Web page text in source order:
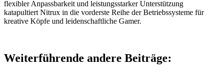
flexibler Anpassbarkeit und leistungsstarker Unterstützung
katapultiert Nitrux in die vorderste Reihe der Betriebssysteme für
kreative Köpfe und leidenschaftliche Gamer.
Weiterführende andere Beiträge: